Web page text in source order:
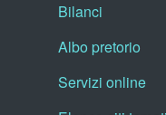
Bilanci
Albo pretorio
Servizi online